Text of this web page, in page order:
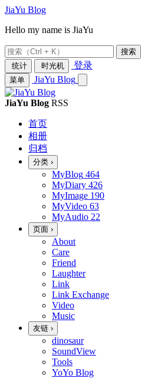
JiaYu Blog
Hello my name is JiaYu
搜索
统计
时光机 登录
菜单 JiaYu Blog
JiaYu Blog RSS
首页
相册
归档
分类 ›
MyBlog 464
MyDiary 426
MyImage 190
MyVideo 63
MyAudio 22
页面 ›
About
Care
Friend
Laughter
Link
Link Exchange
Video
Music
友链 ›
dinosaur
SoundView
Tools
YoYo Blog